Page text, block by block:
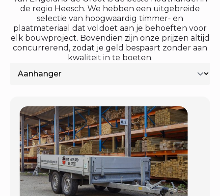
de regio Heesch. We hebben een uitgebreide
selectie van hoogwaardig timmer- en
plaatmateriaal dat voldoet aan je behoeften voor
elk bouwproject. Bovendien zijn onze prijzen altijd
concurrerend, zodat je geld bespaart zonder aan
kwaliteit in te boeten.